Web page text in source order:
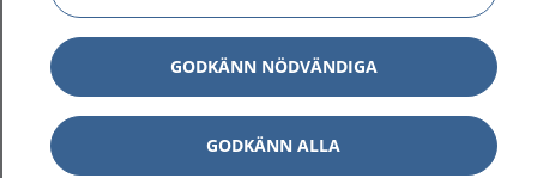
Visa
Behandling av personuppgifter
GODKÄNN NÖDVÄNDIGA
GODKÄNN ALLA